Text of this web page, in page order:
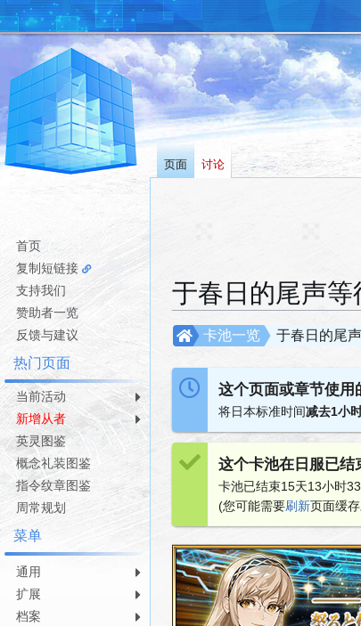
于春日的尾声
跳
到
导
跳
到
搜
于春日的尾
卡池一览
这个页面或章节使用
将日本标准时间减去1小
这个卡池在日服已结
卡池已结束15天13小时33
(您可能需要刷新页面缓
页面 讨论
首页
复制短链接
支持我们
赞助者一览
反馈与建议
热门页面
当前活动
新增从者
英灵图鉴
概念礼装图鉴
指令纹章图鉴
周常规划
菜单
通用
扩展
档案